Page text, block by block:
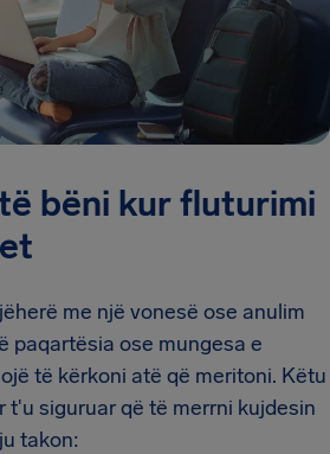
bëni kur fluturimi
me një vonesë ose anulim
paqartësia ose mungesa e
të kërkoni atë që meritoni. Këtu
t'u siguruar që të merrni kujdesin
takon: